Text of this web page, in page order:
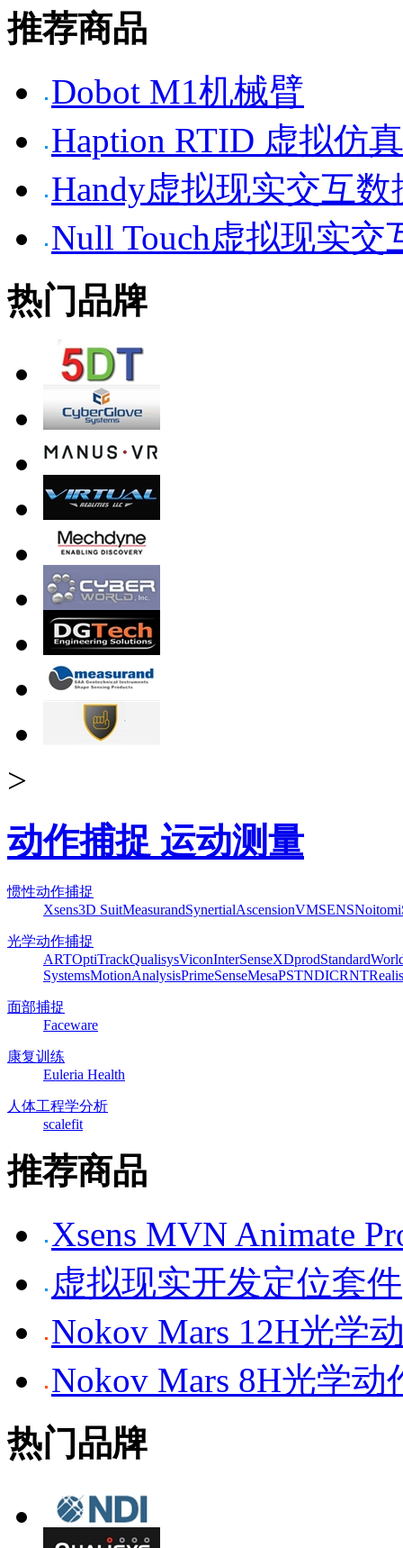
推荐商品
Dobot M1机械臂
Haption RTID 虚拟仿
Handy虚拟现实交互数
Null Touch虚拟现实交
热门品牌
>
动作捕捉 运动测量
惯性动作捕捉
Xsens3D SuitMeasurandSynertialAscensionVMSENSNoitom
光学动作捕捉
ARTOptiTrackQualisysViconInterSenseXDprodStandard
SystemsMotionAnalysisPrimeSenseMesaPSTNDICRNTRealis
面部捕捉
Faceware
康复训练
Euleria Health
人体工程学分析
scalefit
推荐商品
Xsens MVN Animate
虚拟现实开发定位套件
Nokov Mars 12H光学
Nokov Mars 8H光学动
热门品牌